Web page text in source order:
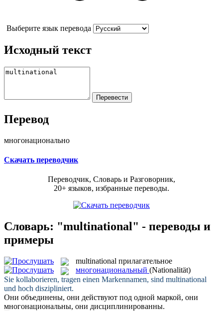
Выберите язык перевода
Исходный текст
Перевод
многонационально
Скачать переводчик
Переводчик, Словарь и Разговорник,
20+ языков, избранные переводы.
Словарь: "multinational" - переводы и
примеры
multinational прилагательное
многонациональный (Nationalität)
Sie kollaborieren, tragen einen Markennamen, sind multinational
und hoch diszipliniert.
Они объединены, они действуют под одной маркой, они
многонациональны, они дисциплинированны.